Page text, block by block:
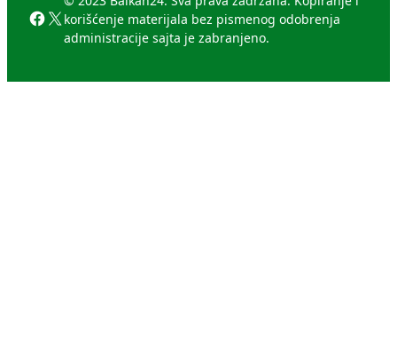
Facebook
X korišćenje materijala bez pismenog odobrenja
administracije sajta je zabranjeno.